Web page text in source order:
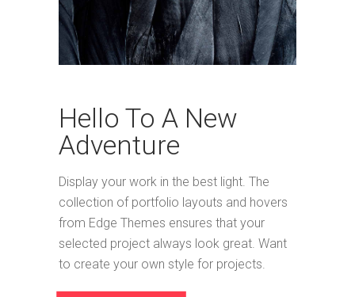
Hello To A New
Adventure
Display your work in the best light. The
collection of portfolio layouts and hovers
from Edge Themes ensures that your
selected project always look great. Want
to create your own style for projects.